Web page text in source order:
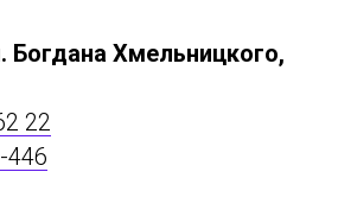
Богдана Хмельницкого,
22
446